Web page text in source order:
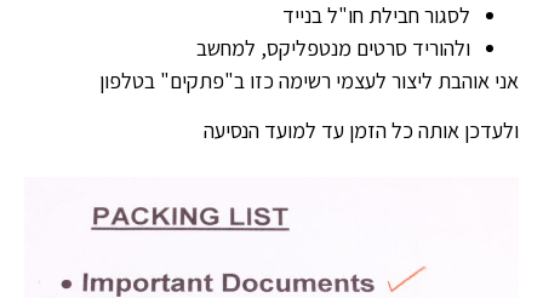
לסגור חבילת חו"ל בנייד
ולהוריד סרטים מנטפליקס, למחשב
אני אוהבת ליצור לעצמי רשימה כזו ב"פתקים" בטלפון
ולעדכן אותה כל הזמן עד למועד הנסיעה